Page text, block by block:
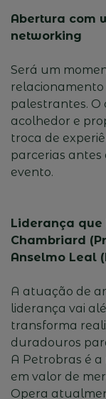
Abertura com
networking
Será um
palestrantes. O
acolhedor e
troca de
parcerias antes
evento.
Liderança
Chambriard
Anselmo Leal
A atuação de
liderança vai
transforma
duradouros
A Petrobras é
em valor de
Opera